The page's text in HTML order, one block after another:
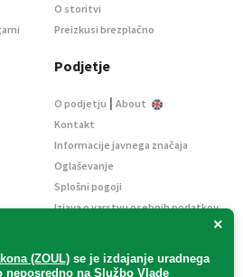
×
(ZOUL) se je izdajanje uradnega
neposredno na Službo Vlade
O storitvi
Preizkusi brezplačno
Podjetje
O podjetju | About
Kontakt
Informacije javnega značaja
Oglaševanje
Splošni pogoji
Izjava o varstvu osebnih podatkov